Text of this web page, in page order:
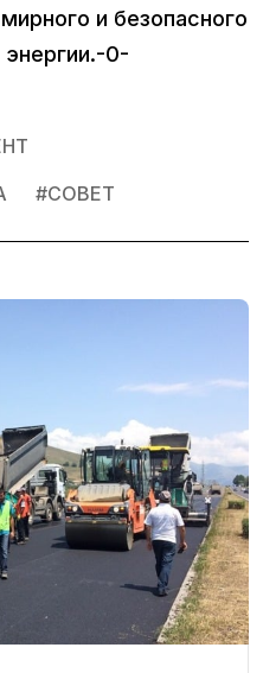
и безопасного
энергии.-0-
#СОВЕТ